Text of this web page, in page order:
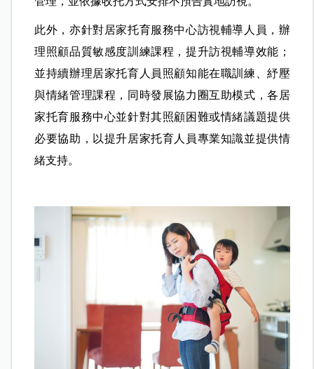
此外，亦針對居家托育服務中心訪視輔導人員，辦
理照顧品質敏感度訓練課程，提升訪視輔導效能；
並持續辦理居家托育人員照顧知能在職訓練、紓壓
與情緒管理課程，同時發展協力圈互助模式，各居
家托育服務中心並針對其照顧困難或情緒議題提供
必要協助，以提升居家托育人員專業知識並提供情
緒支持。